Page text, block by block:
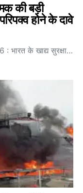
की बड़ी
होने के दावे
भारत के खाद्य सुरक्षा…